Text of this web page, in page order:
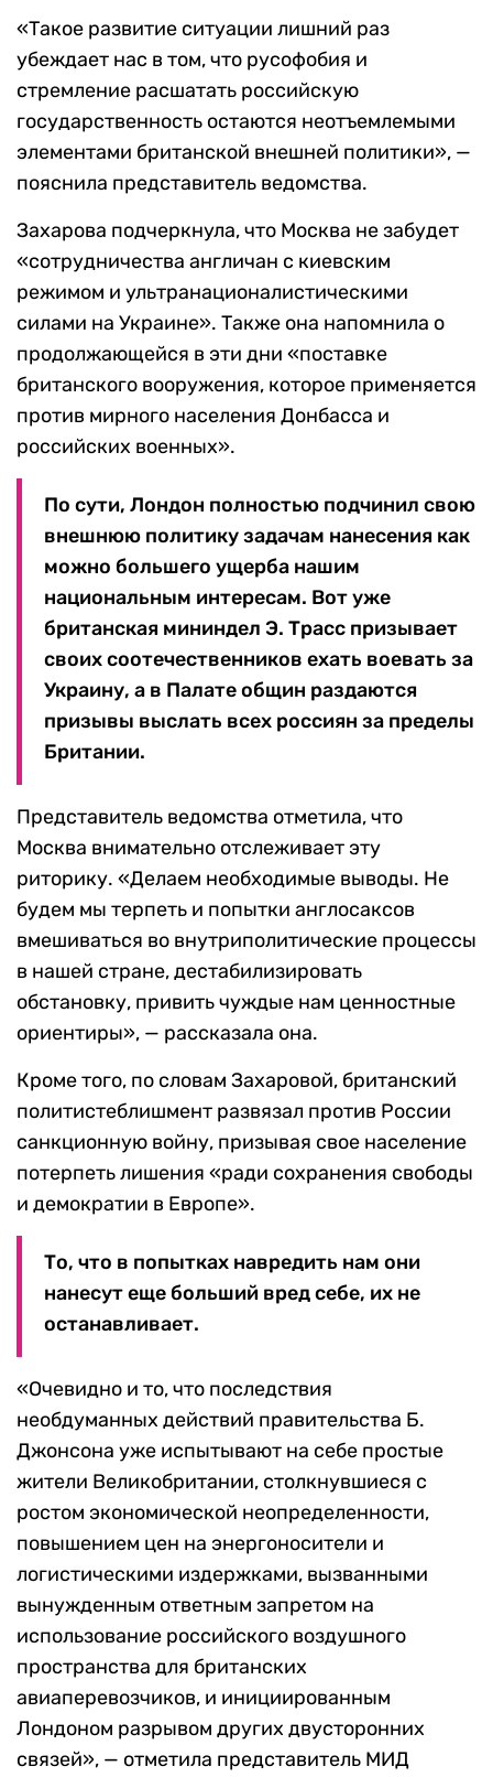
«Такое развитие ситуации лишний раз
убеждает нас в том, что русофобия и
стремление расшатать российскую
государственность остаются неотъемлемыми
элементами британской внешней политики», —
пояснила представитель ведомства.
Захарова подчеркнула, что Москва не забудет
«сотрудничества англичан с киевским
режимом и ультранационалистическими
силами на Украине». Также она напомнила о
продолжающейся в эти дни «поставке
британского вооружения, которое применяется
против мирного населения Донбасса и
российских военных».
По сути, Лондон полностью подчинил свою
внешнюю политику задачам нанесения как
можно большего ущерба нашим
национальным интересам. Вот уже
британская мининдел Э. Трасс призывает
своих соотечественников ехать воевать за
Украину, а в Палате общин раздаются
призывы выслать всех россиян за пределы
Британии.
Представитель ведомства отметила, что
Москва внимательно отслеживает эту
риторику. «Делаем необходимые выводы. Не
будем мы терпеть и попытки англосаксов
вмешиваться во внутриполитические процессы
в нашей стране, дестабилизировать
обстановку, привить чуждые нам ценностные
ориентиры», — рассказала она.
Кроме того, по словам Захаровой, британский
политистеблишмент развязал против России
санкционную войну, призывая свое население
потерпеть лишения «ради сохранения свободы
и демократии в Европе».
То, что в попытках навредить нам они
нанесут еще больший вред себе, их не
останавливает.
«Очевидно и то, что последствия
необдуманных действий правительства Б.
Джонсона уже испытывают на себе простые
жители Великобритании, столкнувшиеся с
ростом экономической неопределенности,
повышением цен на энергоносители и
логистическими издержками, вызванными
вынужденным ответным запретом на
использование российского воздушного
пространства для британских
авиаперевозчиков, и инициированным
Лондоном разрывом других двусторонних
связей», — отметила представитель МИД